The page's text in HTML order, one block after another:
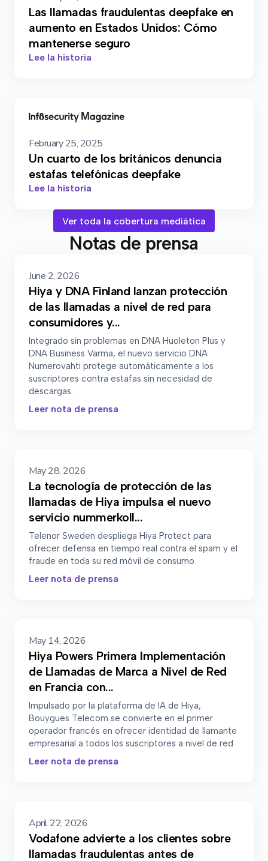
Las llamadas fraudulentas deepfake en
aumento en Estados Unidos: Cómo
mantenerse seguro
Lee la historia
February 25, 2025
Un cuarto de los británicos denuncia
estafas telefónicas deepfake
Lee la historia
Ver toda la cobertura mediática
Notas de prensa
June 2, 2026
Hiya y DNA Finland lanzan protección
de las llamadas a nivel de red para
consumidores y...
Integrado sin problemas en DNA Huoleton Plus y
DNA Business Varma, el nuevo servicio DNA
Numerovahti protege automáticamente a los
suscriptores contra estafas sin necesidad de
descargas.
Leer nota de prensa
May 28, 2026
La tecnología de protección de las
llamadas de Hiya impulsa el nuevo
servicio nummerkoll...
Telenor Sweden despliega Hiya Protect para
ofrecer defensa en tiempo real contra el spam y el
fraude en toda su red móvil de consumo
Leer nota de prensa
May 14, 2026
Hiya Powers Primera Implementación
de Llamadas de Marca a Nivel de Red
en Francia con...
Impulsado por la plataforma de IA de Hiya,
Bouygues Telecom se convierte en el primer
operador francés en ofrecer identidad de llamante
empresarial a todos los suscriptores a nivel de red
Leer nota de prensa
April 22, 2026
Vodafone advierte a los clientes sobre
llamadas fraudulentas antes de